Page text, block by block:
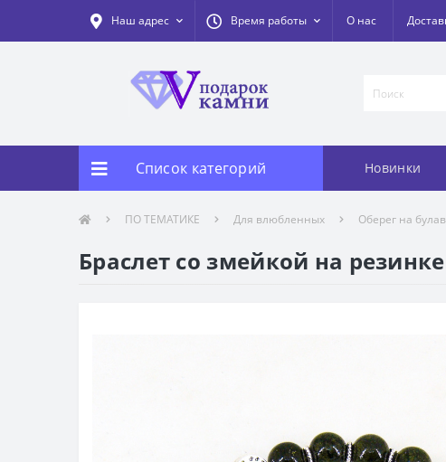
Наш адрес Время работы О нас
Список категорий Новинки
ПО ТЕМАТИКЕ Для влюбленных Оберег на
Браслет со змейкой на